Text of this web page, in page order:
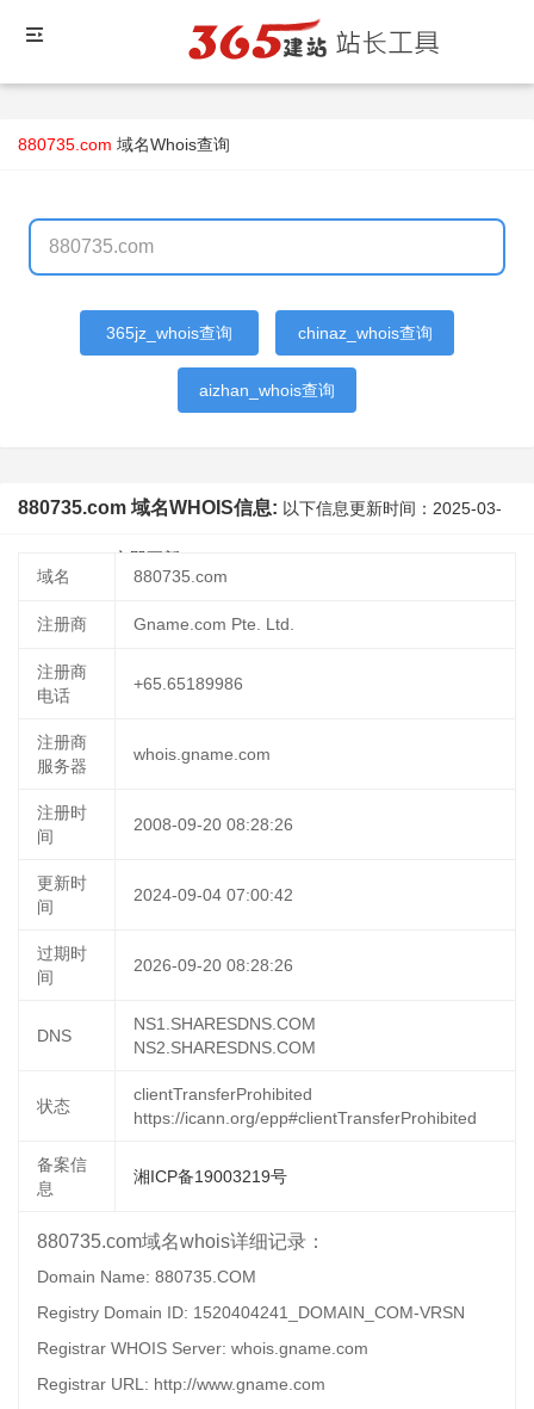
880735.com 域名Whois查询
365jz_whois查询 chinaz_whois查询
aizhan_whois查询
880735.com 域名WHOIS信息: 以下信息更新时间： 2025-03-
立即更新
域名
880735.com
注册商 Gname.com Pte. Ltd.
注册商
电话
+65.65189986
注册商
服务器
whois.gname.com
注册时
间
2008-09-20 08:28:26
更新时
间
2024-09-04 07:00:42
过期时
间
2026-09-20 08:28:26
DNS
NS1.SHARESDNS.COM
NS2.SHARESDNS.COM
状态
clientTransferProhibited
https://icann.org/epp#clientTransferProhibited
备案信
息
湘ICP备19003219号
880735.com域名whois详细记录：
Domain Name: 880735.COM
Registry Domain ID: 1520404241_DOMAIN_COM-VRSN
Registrar WHOIS Server: whois.gname.com
Registrar URL: http://www.gname.com